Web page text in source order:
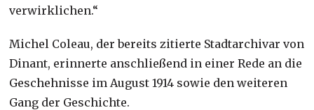
verwirklichen.“
Michel Coleau, der bereits zitierte Stadtarchivar von
Dinant, erinnerte anschließend in einer Rede an die
Geschehnisse im August 1914 sowie den weiteren
Gang der Geschichte.